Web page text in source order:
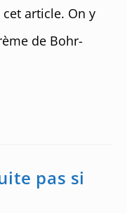
article. On y
de Bohr-
pas si